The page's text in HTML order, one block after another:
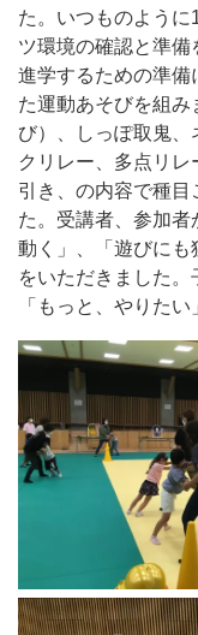
た。いつものよう
ツ環境の確認と準
進学するための準備
た運動あそびを組
び）、しっぽ取鬼、
クリレー、多点リ
引き、の内容で種目
た。受講者、参加者
動く」、「遊びにも
をいただきました。
「もっと、やりた